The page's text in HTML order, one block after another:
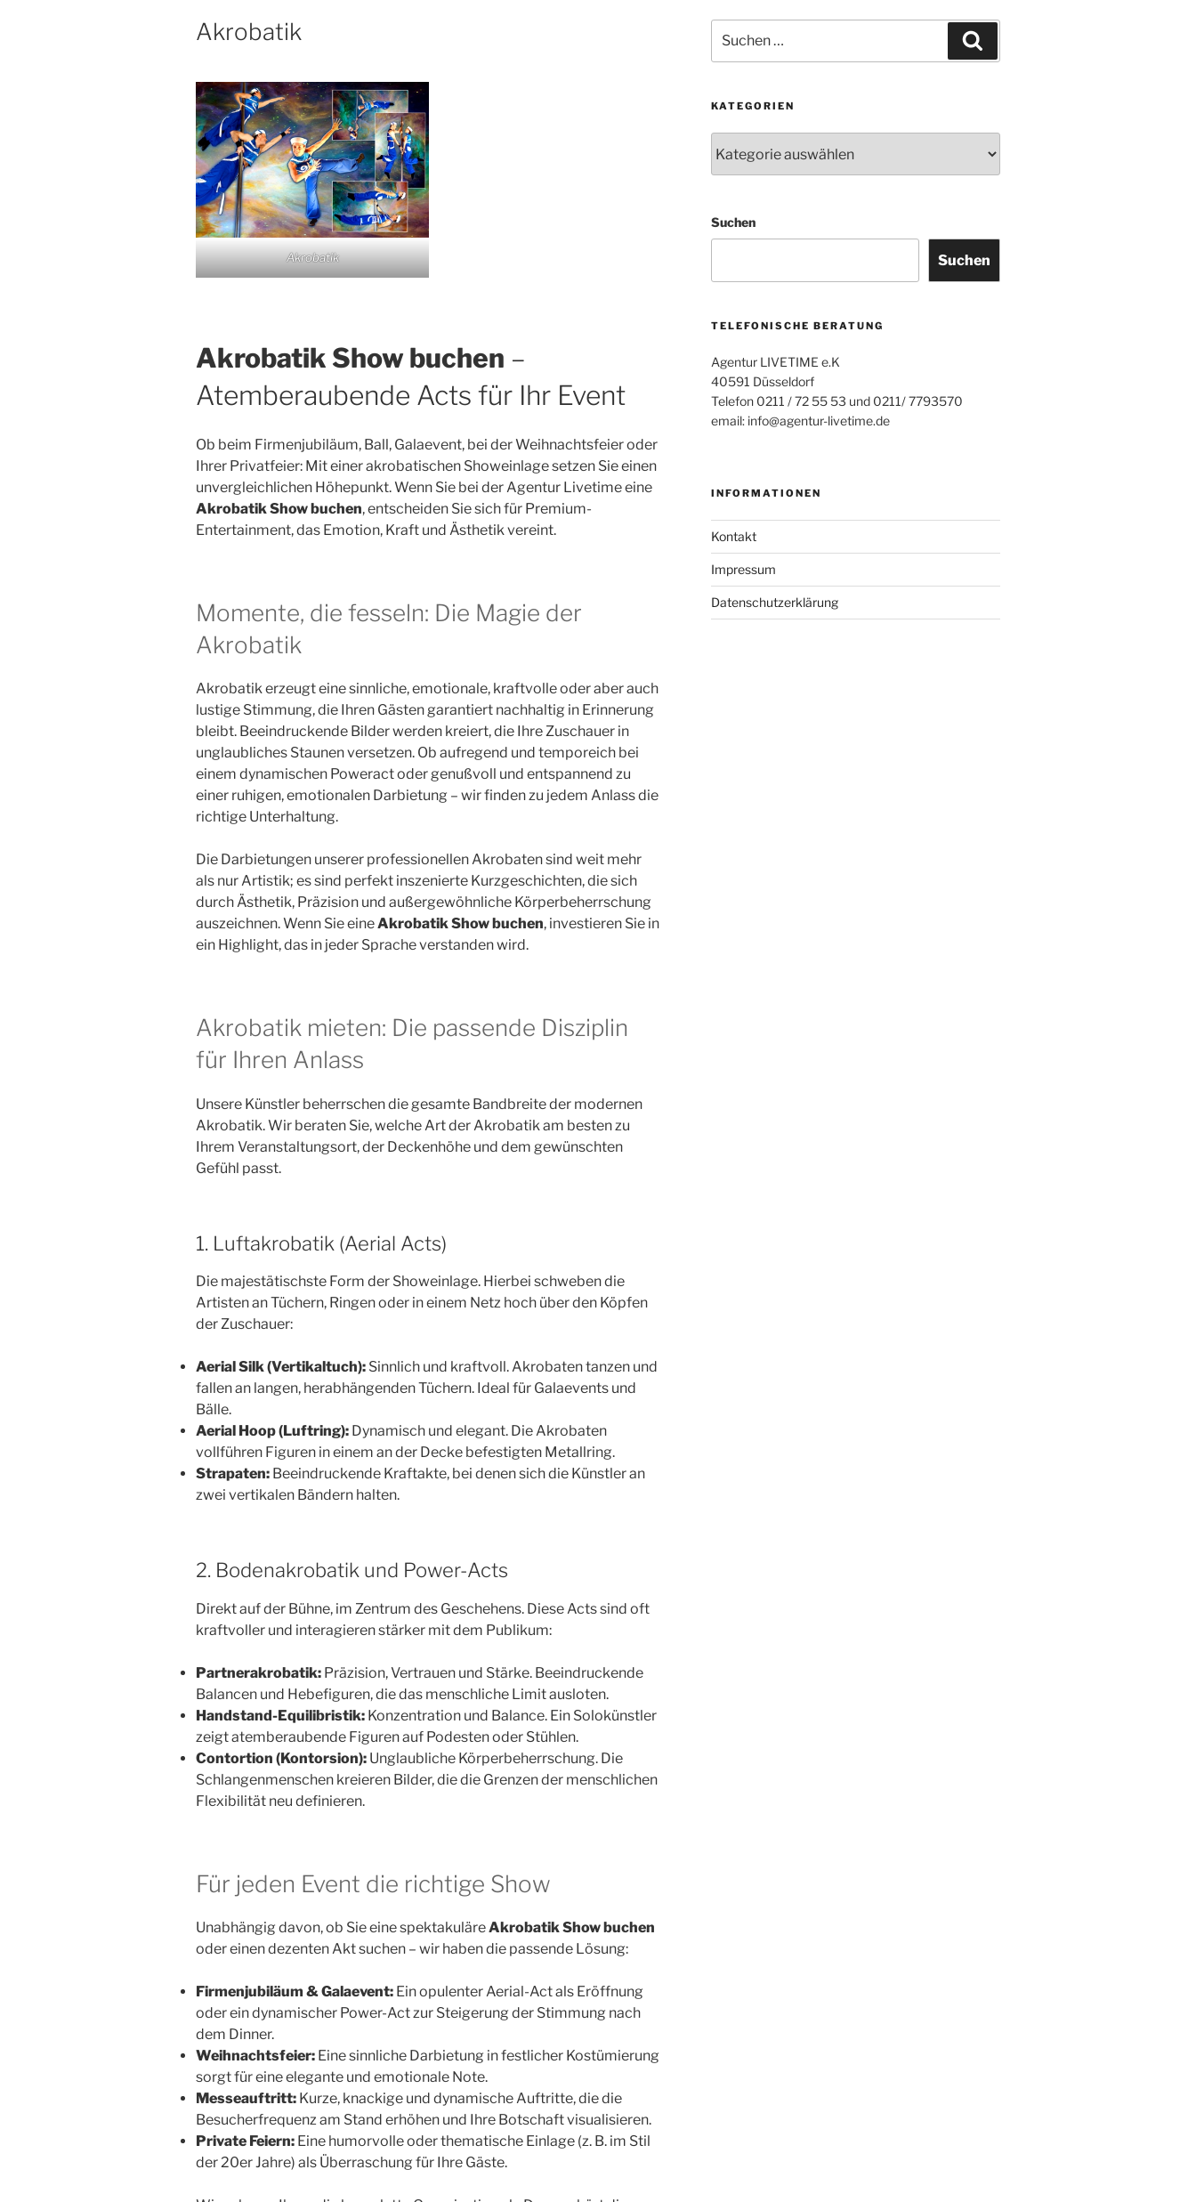
Akrobatik
Akrobatik
Akrobatik Show buchen –
Atemberaubende Acts für Ihr Event
Ob beim Firmenjubiläum, Ball, Galaevent, bei der Weihnachtsfeier oder
Ihrer Privatfeier: Mit einer akrobatischen Showeinlage setzen Sie einen
unvergleichlichen Höhepunkt. Wenn Sie bei der Agentur Livetime eine
Akrobatik Show buchen, entscheiden Sie sich für Premium-
Entertainment, das Emotion, Kraft und Ästhetik vereint.
Momente, die fesseln: Die Magie der
Akrobatik
Akrobatik erzeugt eine sinnliche, emotionale, kraftvolle oder aber auch
lustige Stimmung, die Ihren Gästen garantiert nachhaltig in Erinnerung
bleibt. Beeindruckende Bilder werden kreiert, die Ihre Zuschauer in
unglaubliches Staunen versetzen. Ob aufregend und temporeich bei
einem dynamischen Poweract oder genußvoll und entspannend zu
einer ruhigen, emotionalen Darbietung – wir finden zu jedem Anlass die
richtige Unterhaltung.
Die Darbietungen unserer professionellen Akrobaten sind weit mehr
als nur Artistik; es sind perfekt inszenierte Kurzgeschichten, die sich
durch Ästhetik, Präzision und außergewöhnliche Körperbeherrschung
auszeichnen. Wenn Sie eineAkrobatik Show buchen, investieren Sie in
ein Highlight, das in jeder Sprache verstanden wird.
Akrobatik mieten: Die passende Disziplin
für Ihren Anlass
Unsere Künstler beherrschen die gesamte Bandbreite der modernen
Akrobatik. Wir beraten Sie, welche Art der Akrobatik am besten zu
Ihrem Veranstaltungsort, der Deckenhöhe und dem gewünschten
Gefühl passt.
1. Luftakrobatik (Aerial Acts)
Die majestätischste Form der Showeinlage. Hierbei schweben die
Artisten an Tüchern, Ringen oder in einem Netz hoch über den Köpfen
der Zuschauer:
Aerial Silk (Vertikaltuch): Sinnlich und kraftvoll. Akrobaten tanzen und
fallen an langen, herabhängenden Tüchern. Ideal für Galaevents und
Bälle.
Aerial Hoop (Luftring): Dynamisch und elegant. Die Akrobaten
vollführen Figuren in einem an der Decke befestigten Metallring.
Strapaten: Beeindruckende Kraftakte, bei denen sich die Künstler an
zwei vertikalen Bändern halten.
2. Bodenakrobatik und Power-Acts
Direkt auf der Bühne, im Zentrum des Geschehens. Diese Acts sind oft
kraftvoller und interagieren stärker mit dem Publikum:
Partnerakrobatik: Präzision, Vertrauen und Stärke. Beeindruckende
Balancen und Hebefiguren, die das menschliche Limit ausloten.
Handstand-Equilibristik: Konzentration und Balance. Ein Solokünstler
zeigt atemberaubende Figuren auf Podesten oder Stühlen.
Contortion (Kontorsion): Unglaubliche Körperbeherrschung. Die
Schlangenmenschen kreieren Bilder, die die Grenzen der menschlichen
Flexibilität neu definieren.
Für jeden Event die richtige Show
Unabhängig davon, ob Sie eine spektakuläreAkrobatik Show buchen
oder einen dezenten Akt suchen – wir haben die passende Lösung:
Firmenjubiläum & Galaevent: Ein opulenter Aerial-Act als Eröffnung
oder ein dynamischer Power-Act zur Steigerung der Stimmung nach
dem Dinner.
Weihnachtsfeier: Eine sinnliche Darbietung in festlicher Kostümierung
sorgt für eine elegante und emotionale Note.
Messeauftritt: Kurze, knackige und dynamische Auftritte, die die
Besucherfrequenz am Stand erhöhen und Ihre Botschaft visualisieren.
Private Feiern: Eine humorvolle oder thematische Einlage (z. B. im Stil
der 20er Jahre) als Überraschung für Ihre Gäste.
nach:
KATEGORIEN
Suchen
Suchen
TELEFONISCHE BERATUNG
Agentur LIVETIME e.K
40591 Düsseldorf
Telefon 0211 / 72 55 53 und 0211/ 7793570
email: info@agentur-livetime.de
INFORMATIONEN
Kontakt
Impressum
Datenschutzerklärung